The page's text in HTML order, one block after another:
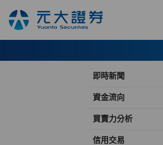
即時新聞
資金流向
買賣力分析
信用交易